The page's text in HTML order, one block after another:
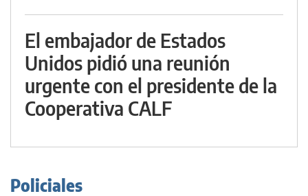
El embajador de Estados
Unidos pidió una reunión
urgente con el presidente de la
Cooperativa CALF
Policiales